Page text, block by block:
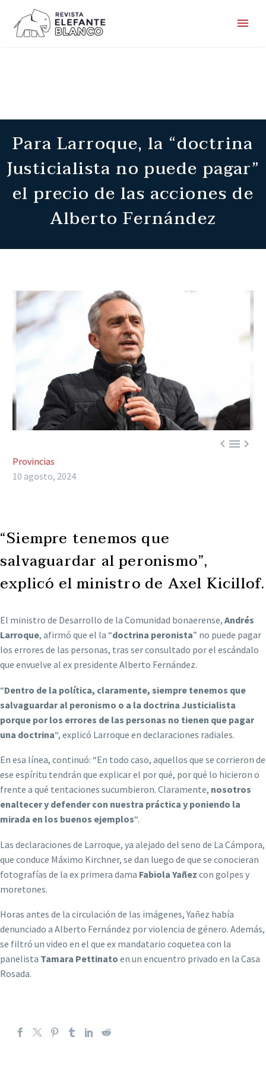
Para Larroque, la “doctrina
Justicialista no puede pagar”
el precio de las acciones de
Alberto Fernández

Provincias
10 agosto, 2024
“Siempre tenemos que
salvaguardar al peronismo”,
explicó el ministro de Axel Kicillof.
El ministro de Desarrollo de la Comunidad bonaerense, Andrés
Larroque, afirmó que el la “doctrina peronista” no puede pagar
los errores de las personas, tras ser consultado por el escándalo
que envuelve al ex presidente Alberto Fernández.
“Dentro de la política, claramente, siempre tenemos que
salvaguardar al peronismo o a la doctrina Justicialista
porque por los errores de las personas no tienen que pagar
una doctrina“, explicó Larroque en declaraciones radiales.
En esa línea, continuó: “En todo caso, aquellos que se corrieron de
ese espíritu tendrán que explicar el por qué, por qué lo hicieron o
frente a qué tentaciones sucumbieron. Claramente, nosotros
enaltecer y defender con nuestra práctica y poniendo la
mirada en los buenos ejemplos“.
Las declaraciones de Larroque, ya alejado del seno de La Cámpora,
que conduce Máximo Kirchner, se dan luego de que se conocieran
fotografías de la ex primera dama Fabiola Yañez con golpes y
moretones.
Horas antes de la circulación de las imágenes, Yañez había
denunciado a Alberto Fernández por violencia de género. Además,
se filtró un video en el que ex mandatario coquetea con la
panelista Tamara Pettinato en un encuentro privado en la Casa
Rosada.